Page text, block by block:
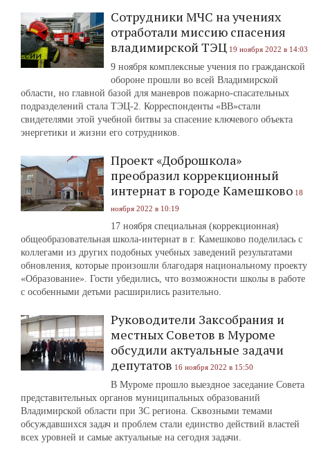
Сотрудники МЧС на учениях
отработали миссию спасения
владимирской ТЭЦ 19 ноября 2022 в 14:03
9 ноября комплексные учения по гражданской
обороне прошли во всей Владимирской
области, но главной базой для маневров пожарно-спасательных
подразделений стала ТЭЦ-2. Корреспонденты «ВВ»стали
свидетелями этой учебной битвы за спасение ключевого объекта
энергетики и жизни его сотрудников.
Проект «Доброшкола»
преобразил коррекционный
интернат в городе Камешково 18
ноября 2022 в 10:19
17 ноября специальная (коррекционная)
общеобразовательная школа-интернат в г. Камешково поделилась с
коллегами из других подобных учебных заведений результатами
обновления, которые произошли благодаря национальному проекту
«Образование». Гости убедились, что возможности школы в работе
с особенными детьми расширились разительно.
Руководители Заксобрания и
местных Советов в Муроме
обсудили актуальные задачи
депутатов 16 ноября 2022 в 15:50
В Муроме прошло выездное заседание Совета
представительных органов муниципальных образований
Владимирской области при ЗС региона. Сквозными темами
обсуждавшихся задач и проблем стали единство действий властей
всех уровней и самые актуальные на сегодня задачи.